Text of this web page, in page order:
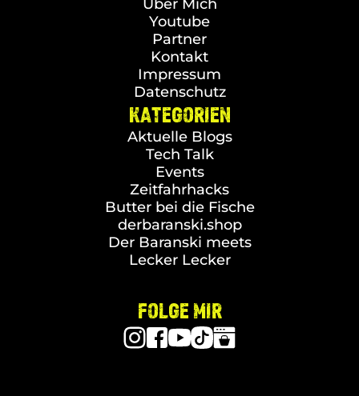
Über Mich
Youtube
Partner
Kontakt
Impressum
Datenschutz
KATEGORIEN
Aktuelle Blogs
Tech Talk
Events
Zeitfahrhacks
Butter bei die Fische
derbaranski.shop
Der Baranski meets
Lecker Lecker
FOLGE MIR